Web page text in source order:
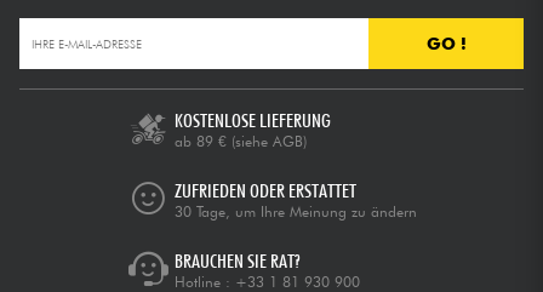
GO !
KOSTENLOSE LIEFERUNG
ab 89 € (siehe AGB)
ZUFRIEDEN ODER ERSTATTET
30 Tage, um Ihre Meinung zu ändern
BRAUCHEN SIE RAT?
Hotline : +33 1 81 930 900